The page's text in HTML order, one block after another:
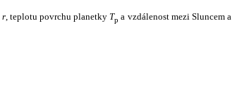
r, teplotu povrchu planetky Tp a vzdálenost mezi Sluncem a